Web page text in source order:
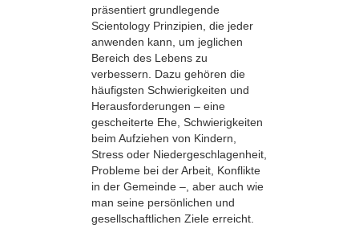
präsentiert grundlegende
Scientology Prinzipien, die jeder
anwenden kann, um jeglichen
Bereich des Lebens zu
verbessern. Dazu gehören die
häufigsten Schwierigkeiten und
Herausforderungen – eine
gescheiterte Ehe, Schwierigkeiten
beim Aufziehen von Kindern,
Stress oder Niedergeschlagenheit,
Probleme bei der Arbeit, Konflikte
in der Gemeinde –, aber auch wie
man seine persönlichen und
gesellschaftlichen Ziele erreicht.